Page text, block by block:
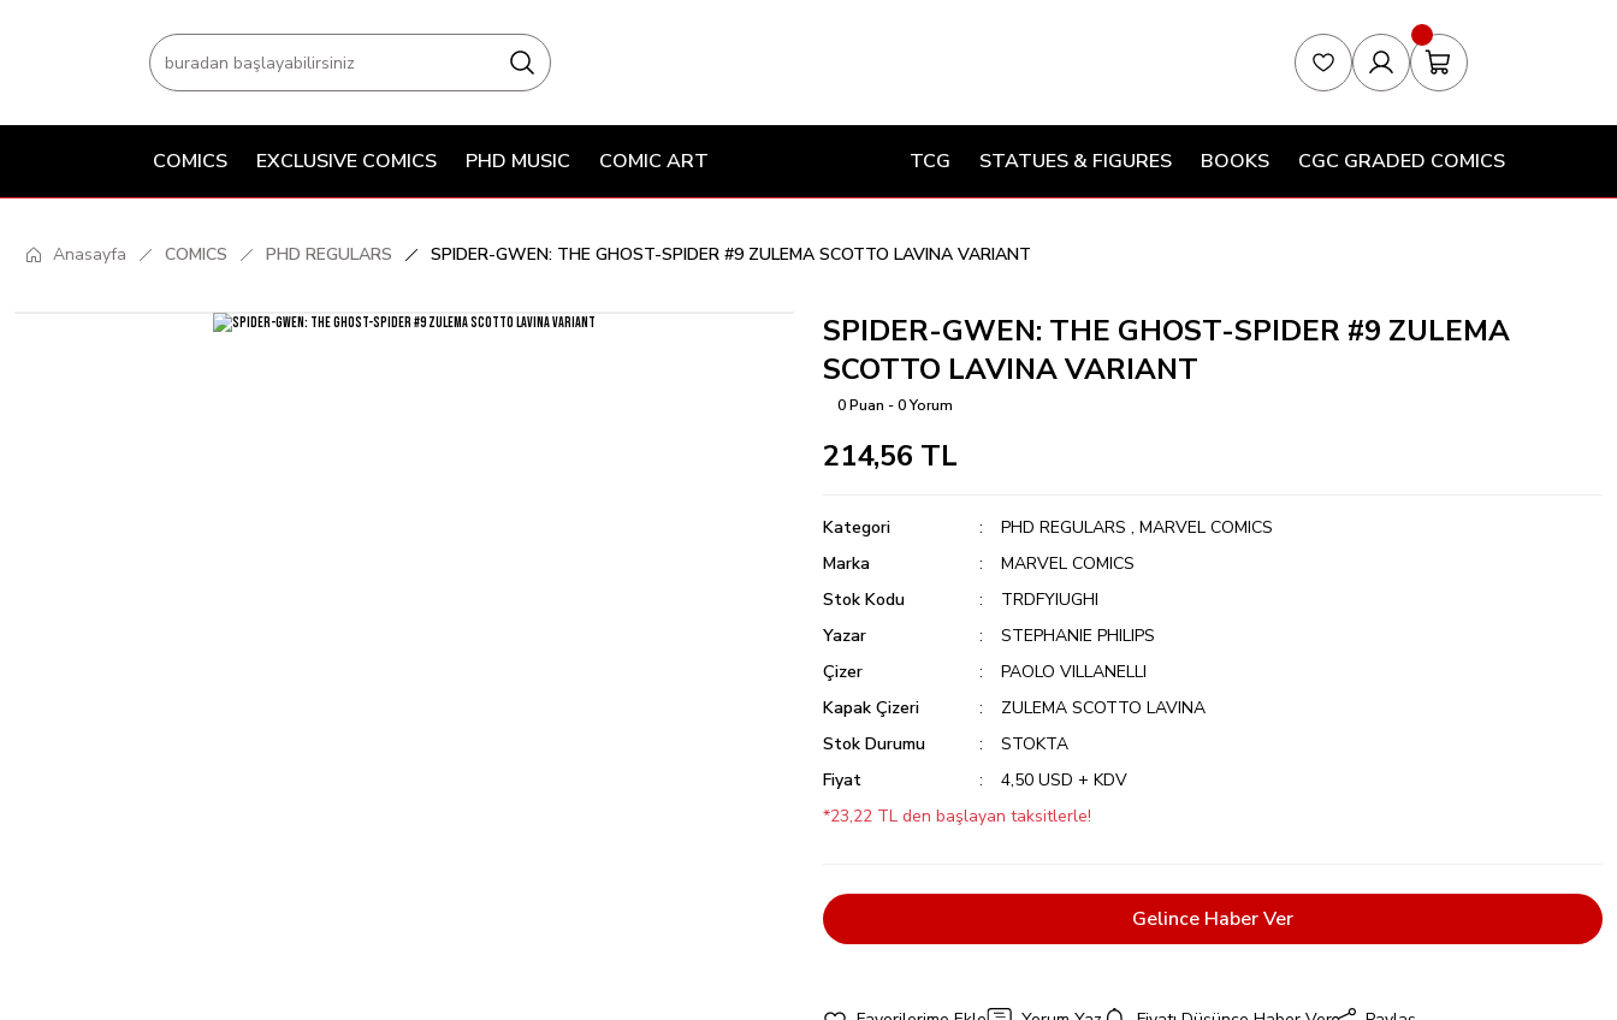
COMICS EXCLUSIVE COMICS PHD MUSIC COMIC ART TCG STATUES & FIGURES BOOKS CGC GRADED COMICS
Anasayfa COMICS PHD REGULARS SPIDER-GWEN: THE GHOST-SPIDER #9 ZULEMA SCOTTO LAVINA VARIANT
SPIDER-GWEN: THE GHOST-SPIDER #9 ZULEMA
SCOTTO LAVINA VARIANT
0 Puan - 0 Yorum
214,56 TL
Kategori PHD REGULARS , MARVEL COMICS
Marka
MARVEL COMICS
Stok Kodu
TRDFYIUGHI
Yazar
STEPHANIE PHILIPS
Çizer
PAOLO VILLANELLI
Kapak Çizeri
ZULEMA SCOTTO LAVINA
Stok Durumu
STOKTA
Fiyat
4,50 USD + KDV
*23,22 TL den başlayan taksitlerle!
Gelince Haber Ver